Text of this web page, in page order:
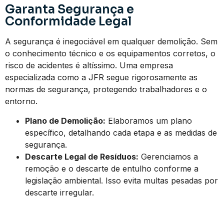
Garanta Segurança e
Conformidade Legal
A segurança é inegociável em qualquer demolição. Sem
o conhecimento técnico e os equipamentos corretos, o
risco de acidentes é altíssimo. Uma empresa
especializada como a JFR segue rigorosamente as
normas de segurança, protegendo trabalhadores e o
entorno.
Plano de Demolição: Elaboramos um plano
específico, detalhando cada etapa e as medidas de
segurança.
Descarte Legal de Resíduos: Gerenciamos a
remoção e o descarte de entulho conforme a
legislação ambiental. Isso evita multas pesadas por
descarte irregular.